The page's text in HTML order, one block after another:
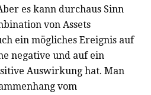
es kann durchaus Sinn
von Assets
ein mögliches Ereignis auf
negative und auf ein
Auswirkung hat. Man
vom